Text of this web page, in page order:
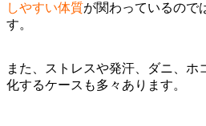
しやすい体質が関わっているので
す。
また、ストレスや発汗、ダニ、ホ
化するケースも多々あります。